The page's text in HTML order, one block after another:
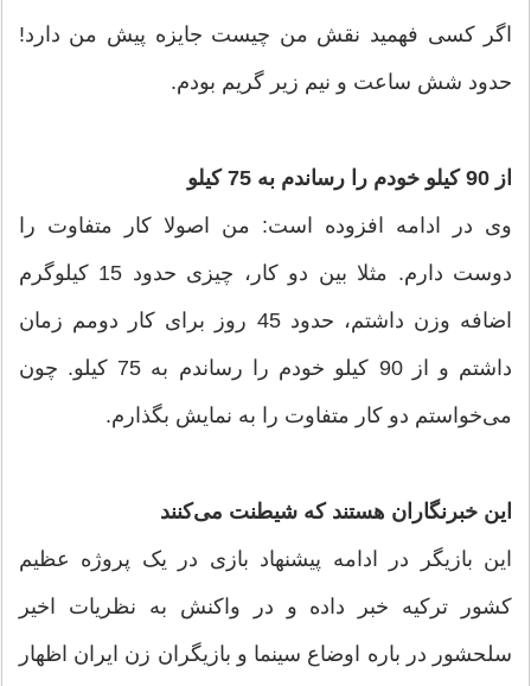
اگر کسی فهمید نقش من چیست جایزه پیش من دارد!
حدود شش ساعت و نیم زیر گریم بودم.
از 90 کیلو خودم را رساندم به 75 کیلو
وی در ادامه افزوده است: من اصولا کار متفاوت را
دوست دارم. مثلا بین دو کار، چیزی حدود 15 کیلوگرم
اضافه وزن داشتم، حدود 45 روز برای کار دومم زمان
داشتم و از 90 کیلو خودم را رساندم به 75 کیلو. چون
می‌خواستم دو کار متفاوت را به نمایش بگذارم.
این خبرنگاران هستند که شیطنت می‌کنند
این بازیگر در ادامه پیشنهاد بازی در یک پروژه عظیم
کشور ترکیه خبر داده و در واکنش به نظریات اخیر
سلحشور در باره اوضاع سینما و بازیگران زن ایران اظهار